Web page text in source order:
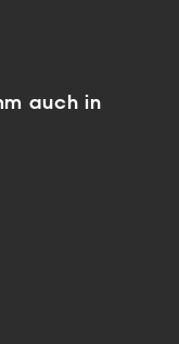
auch in